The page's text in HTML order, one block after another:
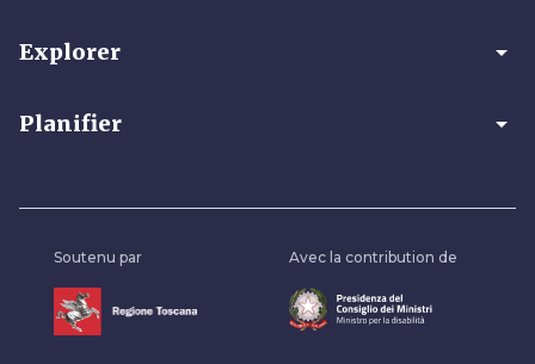
Explorer arrow_drop_down
Planifier arrow_drop_down
Soutenu par Avec la contribution de